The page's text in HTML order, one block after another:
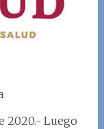
2020.- Luego